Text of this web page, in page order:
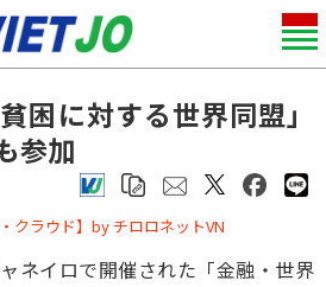
困に対する世界同盟」
参加
クラウド】by チロロネットVN
ネイロで開催された「金融・世界